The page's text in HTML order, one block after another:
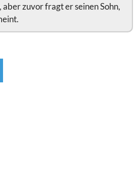
aber zuvor fragt er seinen Sohn,